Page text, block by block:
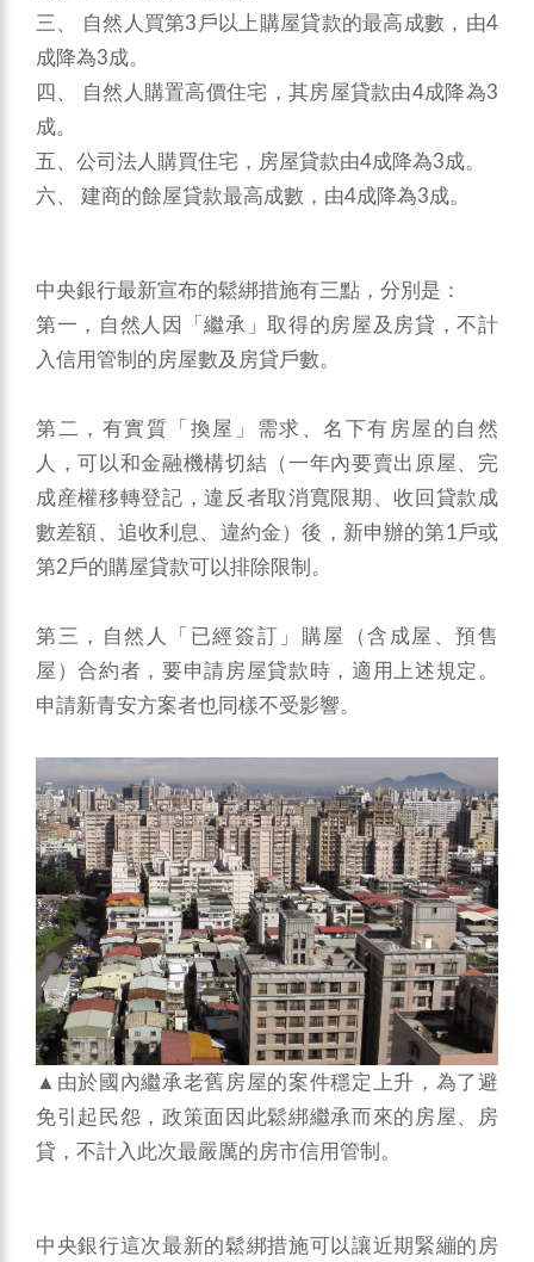
三、 自然人買第3戶以上購屋貸款的最高成數，由4
成降為3成。
四、 自然人購置高價住宅，其房屋貸款由4成降為3
成。
五、公司法人購買住宅，房屋貸款由4成降為3成。
六、 建商的餘屋貸款最高成數，由4成降為3成。
中央銀行最新宣布的鬆綁措施有三點，分別是：
第一，自然人因「繼承」取得的房屋及房貸，不計
入信用管制的房屋數及房貸戶數。
第二，有實質「換屋」需求、名下有房屋的自然
人，可以和金融機構切結（一年內要賣出原屋、完
成産權移轉登記，違反者取消寬限期、收回貸款成
數差額、追收利息、違約金）後，新申辦的第1戶或
第2戶的購屋貸款可以排除限制。
第三，自然人「已經簽訂」購屋（含成屋、預售
屋）合約者，要申請房屋貸款時，適用上述規定。
申請新青安方案者也同樣不受影響。
▲由於國內繼承老舊房屋的案件穩定上升，為了避
免引起民怨，政策面因此鬆綁繼承而來的房屋、房
貸，不計入此次最嚴厲的房市信用管制。
中央銀行這次最新的鬆綁措施可以讓近期緊繃的房